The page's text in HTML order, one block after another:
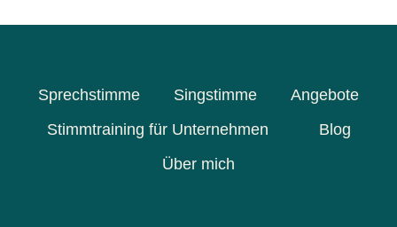
Sprechstimme Singstimme
Angebote
Stimmtraining für Unternehmen
Blog
Über mich